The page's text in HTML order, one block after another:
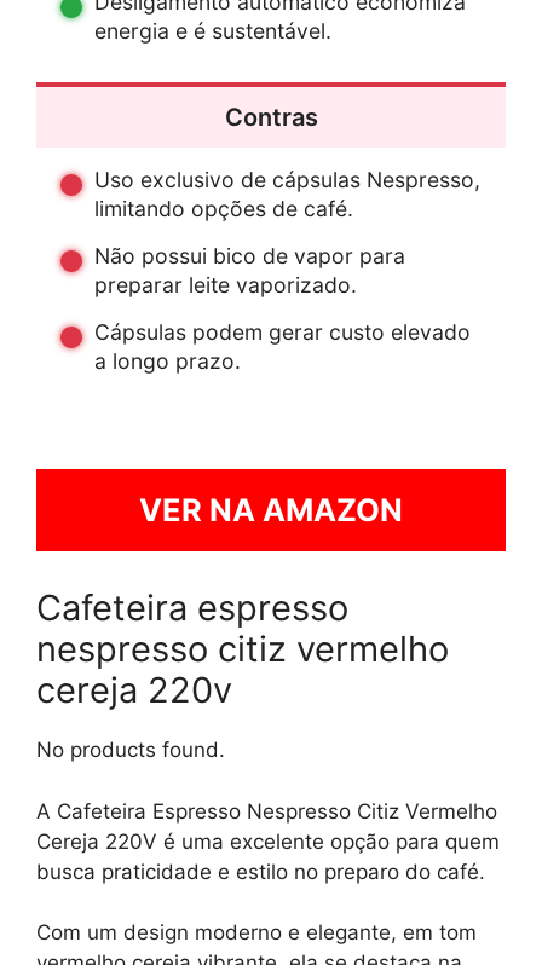
energia e é sustentável.
Contras
Uso exclusivo de cápsulas Nespresso,
limitando opções de café.
Não possui bico de vapor para
preparar leite vaporizado.
Cápsulas podem gerar custo elevado
a longo prazo.
VER NA AMAZON
Cafeteira espresso
nespresso citiz vermelho
cereja 220v
No products found.
A Cafeteira Espresso Nespresso Citiz Vermelho
Cereja 220V é uma excelente opção para quem
busca praticidade e estilo no preparo do café.
Com um design moderno e elegante, em tom